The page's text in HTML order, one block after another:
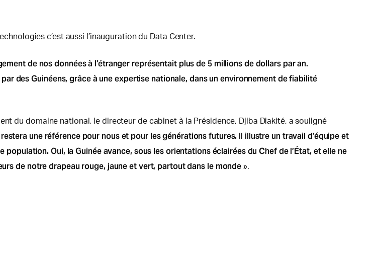
c’est aussi l’inauguration du Data Center.
de nos données à l’étranger représentait plus de 5 millions de dollars par an.
des Guinéens, grâce à une expertise nationale, dans un environnement de fiabilité
du domaine national, le directeur de cabinet à la Présidence, Djiba Diakité, a souligné
une référence pour nous et pour les générations futures. Il illustre un travail d’équipe et
Oui, la Guinée avance, sous les orientations éclairées du Chef de l’État, et elle ne
de notre drapeau rouge, jaune et vert, partout dans le monde ».